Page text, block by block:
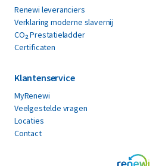
Renewi leveranciers
Verklaring moderne slavernij
CO₂ Prestatieladder
Certificaten
Klantenservice
MyRenewi
Veelgestelde vragen
Locaties
Contact